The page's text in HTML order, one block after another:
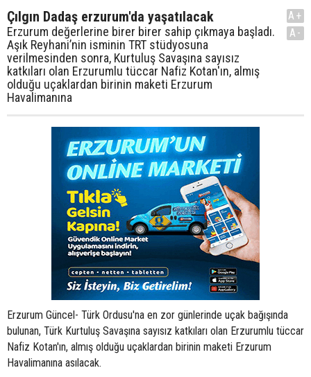
Çılgın Dadaş erzurum'da yaşatılacak
Erzurum değerlerine birer birer sahip çıkmaya başladı.
Aşık Reyhani’nin isminin TRT stüdyosuna
verilmesinden sonra, Kurtuluş Savaşına sayısız
katkıları olan Erzurumlu tüccar Nafiz Kotan'ın, almış
olduğu uçaklardan birinin maketi Erzurum
Havalimanına
A+
A-
Erzurum Güncel- Türk Ordusu'na en zor günlerinde uçak bağışında
bulunan, Türk Kurtuluş Savaşına sayısız katkıları olan Erzurumlu tüccar
Nafiz Kotan'ın, almış olduğu uçaklardan birinin maketi Erzurum
Havalimanına asılacak.